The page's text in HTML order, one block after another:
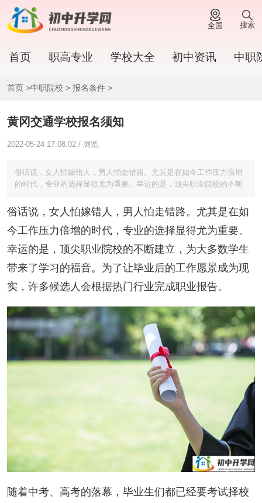
全国 搜索
首页 职高专业 学校大全 初中资讯 中职
首页 >中职院校 > 报名条件>
黄冈交通学校报名须知
2022-05-24 17:08:02 / 浏览:
俗话说，女人怕嫁错人，男人怕走错路。尤其是在如今工作压力倍增
的时代，专业的选择显得尤为重要。幸运的是，顶尖职业院校的不断
俗话说，女人怕嫁错人，男人怕走错路。尤其是在如
今工作压力倍增的时代，专业的选择显得尤为重要。
幸运的是，顶尖职业院校的不断建立，为大多数学生
带来了学习的福音。为了让毕业后的工作愿景成为现
实，许多候选人会根据热门行业完成职业报告。
随着中考、高考的落幕，毕业生们都已经要考试择校